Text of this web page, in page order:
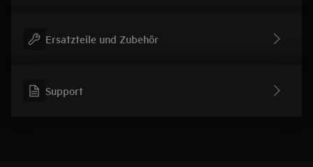
Ersatzteile und Zubehör
Support